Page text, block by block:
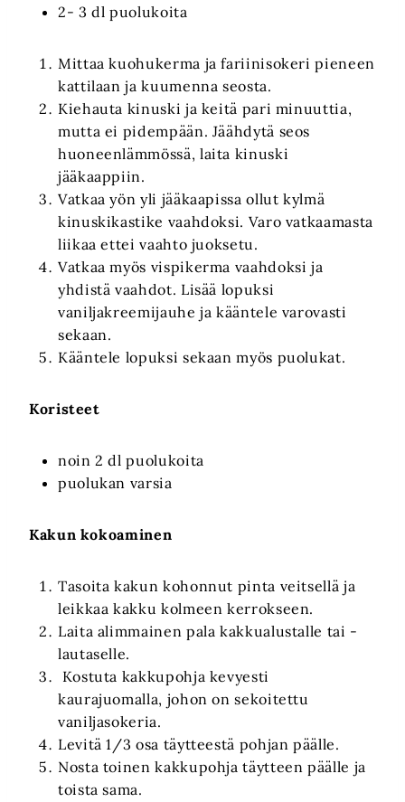
2- 3 dl puolukoita
Mittaa kuohukerma ja fariinisokeri pieneen
kattilaan ja kuumenna seosta.
Kiehauta kinuski ja keitä pari minuuttia,
mutta ei pidempään. Jäähdytä seos
huoneenlämmössä, laita kinuski
jääkaappiin.
Vatkaa yön yli jääkaapissa ollut kylmä
kinuskikastike vaahdoksi. Varo vatkaamasta
liikaa ettei vaahto juoksetu.
Vatkaa myös vispikerma vaahdoksi ja
yhdistä vaahdot. Lisää lopuksi
vaniljakreemijauhe ja kääntele varovasti
sekaan.
Kääntele lopuksi sekaan myös puolukat.
Koristeet
noin 2 dl puolukoita
puolukan varsia
Kakun kokoaminen
Tasoita kakun kohonnut pinta veitsellä ja
leikkaa kakku kolmeen kerrokseen.
Laita alimmainen pala kakkualustalle tai -
lautaselle.
Kostuta kakkupohja kevyesti
kaurajuomalla, johon on sekoitettu
vaniljasokeria.
Levitä 1/3 osa täytteestä pohjan päälle.
Nosta toinen kakkupohja täytteen päälle ja
toista sama.